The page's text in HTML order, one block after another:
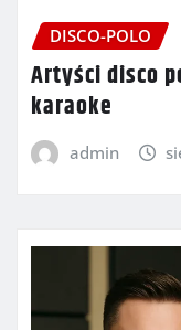
DISCO-POLO
Artyści disco
karaoke
admin